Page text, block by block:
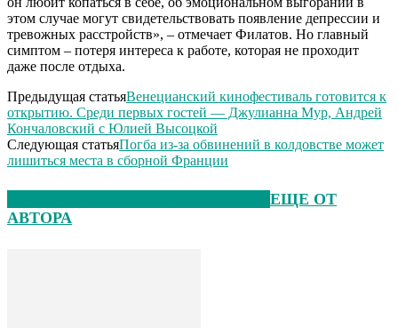
этом случае могут свидетельствовать появление депрессии и
тревожных расстройств», – отмечает Филатов. Но главный
симптом – потеря интереса к работе, которая не проходит
даже после отдыха.
Предыдущая статьяВенецианский кинофестиваль готовится к
открытию. Среди первых гостей — Джулианна Мур, Андрей
Кончаловский с Юлией Высоцкой
Следующая статьяПогба из-за обвинений в колдовстве может
лишиться места в сборной Франции
ЕЩЕ ОТ
АВТОРА